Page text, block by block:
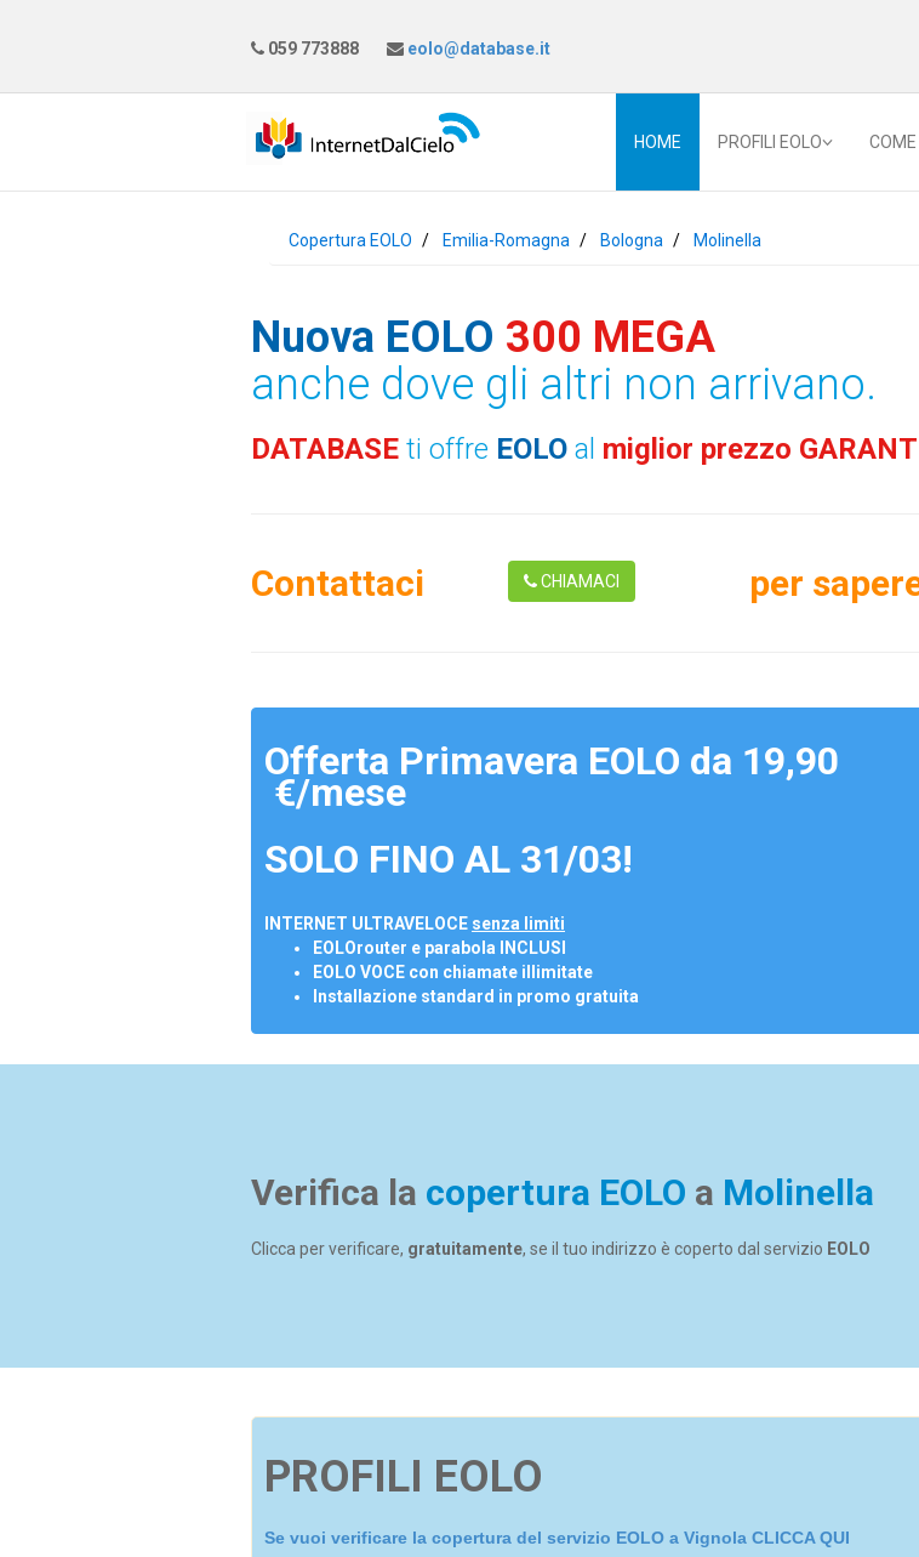
059 773888 eolo@database.it
HOME PROFILI EOLO
Copertura EOLO Emilia-Romagna Bologna Molinella
Nuova EOLO 300 MEGA
anche dove gli altri non arrivano.
DATABASE ti offre EOLO al miglior prezzo
Contattaci CHIAMACI per
Offerta Primavera EOLO da 19,90
€/mese
SOLO FINO AL 31/03!
INTERNET ULTRAVELOCE senza limiti
EOLOrouter e parabola INCLUSI
EOLO VOCE con chiamate illimitate
Installazione standard in promo gratuita
Verifica la copertura EOLO a Molinella
Clicca per verificare, gratuitamente, se il tuo indirizzo è coperto dal servizio EOLO
PROFILI EOLO
Se vuoi verificare la copertura del servizio EOLO a Vignola CLICCA QUI